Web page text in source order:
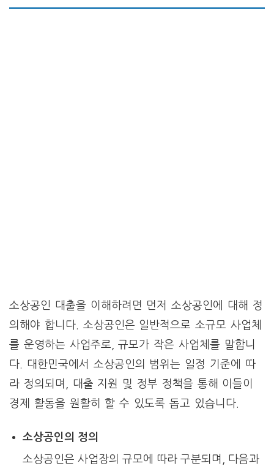
소상공인 대출을 이해하려면 먼저 소상공인에 대해 정
의해야 합니다. 소상공인은 일반적으로 소규모 사업체
를 운영하는 사업주로, 규모가 작은 사업체를 말합니
다. 대한민국에서 소상공인의 범위는 일정 기준에 따
라 정의되며, 대출 지원 및 정부 정책을 통해 이들이
경제 활동을 원활히 할 수 있도록 돕고 있습니다.
소상공인의 정의
소상공인은 사업장의 규모에 따라 구분되며, 다음과